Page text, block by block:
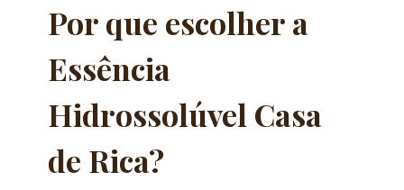
Por que escolher a
Essência
Hidrossolúvel Casa
de Rica?